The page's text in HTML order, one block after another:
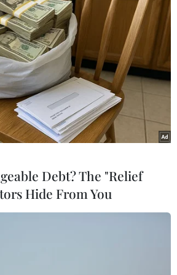
rải rác, cục bộ có mưa to; trong
năng xảy ra lốc, sét, mưa đá
Nhiệt độ thấp nhất 25-28 độ C.
32-35 độ C, có nơi trên 35 độ
ngày nắng, chiều tối và
dông vài nơi. Gió nhẹ. Nhiệt
độ C. Nhiệt độ cao nhất 33-35
Hóa đến Thừa Thiên-Huế có
nơi có nắng nóng; chiều tối
Debt? The "Relief
Hide From You